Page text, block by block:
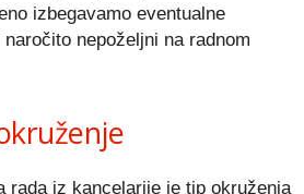
izbegavamo eventualne
nepoželjni na radnom
rada iz kancelarije je tip okruženja